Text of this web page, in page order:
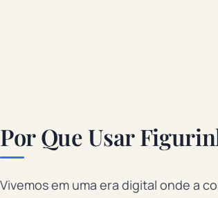
Por Que Usar
Vivemos em uma era digital onde a